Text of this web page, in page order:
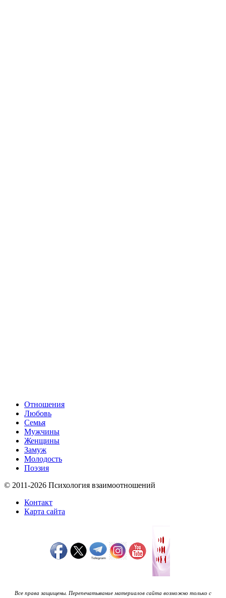
Отношения
Любовь
Семья
Мужчины
Женщины
Замуж
Молодость
Поэзия
© 2011-2026 Психология взаимоотношений
Контакт
Карта сайта
Все права защищены. Перепечатывание материалов сайта возможно только с